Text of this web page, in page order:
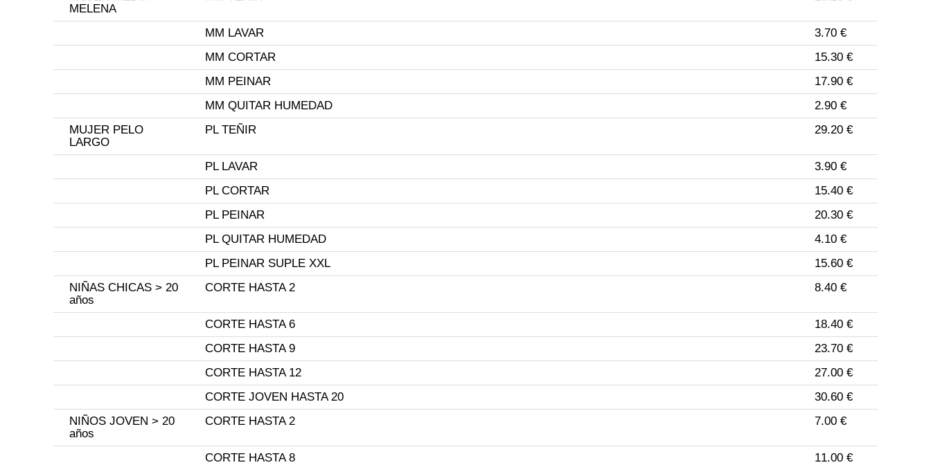
MELENA
MM LAVAR
3.70 €
MM CORTAR
15.30 €
MM PEINAR
17.90 €
MM QUITAR HUMEDAD
2.90 €
MUJER PELO
LARGO
PL TEÑIR 29.20 €
PL LAVAR
3.90 €
PL CORTAR
15.40 €
PL PEINAR
20.30 €
PL QUITAR HUMEDAD
4.10 €
PL PEINAR SUPLE XXL
15.60 €
NIÑAS CHICAS > 20
años
CORTE HASTA 2 8.40 €
CORTE HASTA 6
18.40 €
CORTE HASTA 9
23.70 €
CORTE HASTA 12
27.00 €
CORTE JOVEN HASTA 20
30.60 €
NIÑOS JOVEN > 20
años
CORTE HASTA 2 7.00 €
CORTE HASTA 8
11.00 €